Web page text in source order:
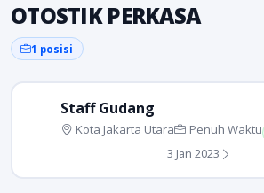
OTOSTIK PERKASA
1 posisi
Staff Gudang
Kota Jakarta Utara Penuh Waktu
3 Jan 2023